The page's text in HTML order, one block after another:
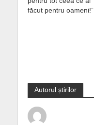
făcut pentru oameni!”
Autorul știrilor